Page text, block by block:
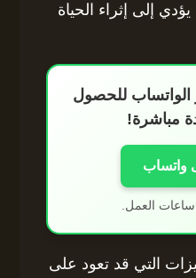
إلى إثراء الحياة
الواتساب للحصول
مباشرة!
واتساب
العمل.
التي قد تعود على